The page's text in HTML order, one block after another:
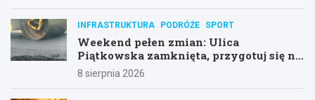
INFRASTRUKTURA PODRÓŻE SPORT
Weekend pełen zmian: Ulica
Piątkowska zamknięta, przygotuj się na
objazdy!
8 sierpnia 2026